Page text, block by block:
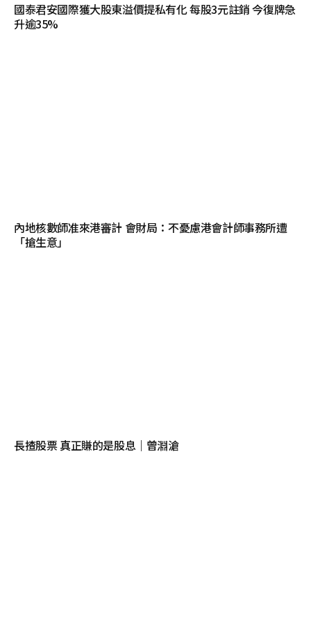
國泰君安國際獲大股東溢價提私有化 每股3元註銷 今復牌急
升逾35%
內地核數師准來港審計 會財局：不憂慮港會計師事務所遭
「搶生意」
長揸股票 真正賺的是股息｜曾淵滄